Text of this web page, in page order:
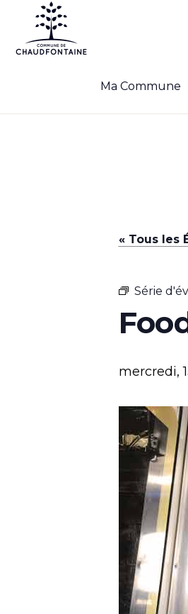
Passer
Passer
contenu
CHAUDFONTAINE
de
Ma Commune
« Tous les
Série
mercredi,